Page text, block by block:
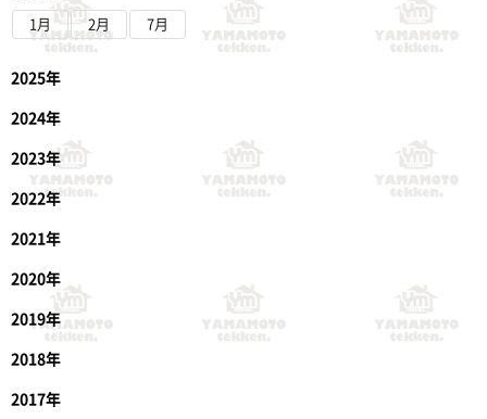
1月 2月 7月
2025年
2024年
2023年
2022年
2021年
2020年
2019年
2018年
2017年